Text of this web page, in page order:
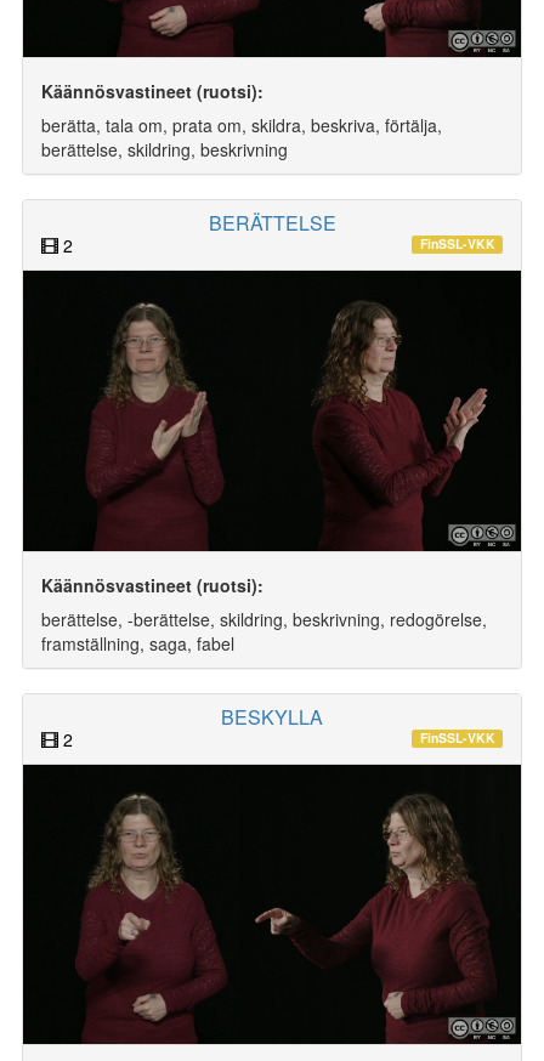
Käännösvastineet (ruotsi):
berätta, tala om, prata om, skildra, beskriva, förtälja,
berättelse, skildring, beskrivning
BERÄTTELSE
2 FinSSL-VKK
Käännösvastineet (ruotsi):
berättelse, -berättelse, skildring, beskrivning, redogörelse,
framställning, saga, fabel
BESKYLLA
2 FinSSL-VKK